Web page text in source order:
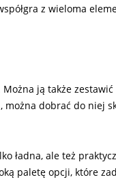
z wieloma
ją także zestawić
można dobrać do niej
ładna, ale też
paletę opcji, które